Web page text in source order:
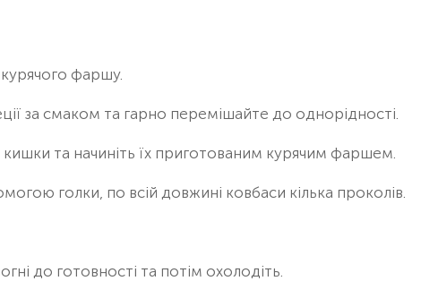
фаршу.
за смаком та гарно перемішайте до однорідності.
та начиніть їх приготованим курячим фаршем.
голки, по всій довжині ковбаси кілька проколів.
до готовності та потім охолодіть.